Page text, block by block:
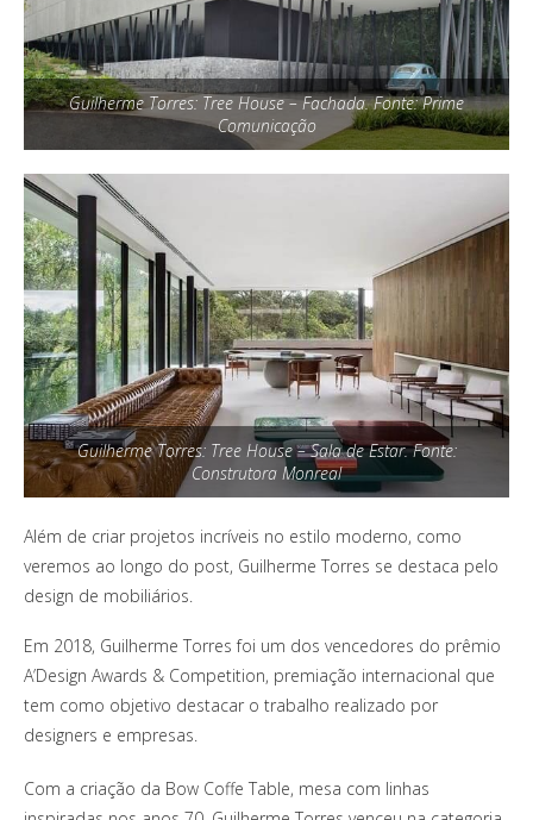
Guilherme Torres: Tree House – Fachada. Fonte: Prime
Comunicação
Guilherme Torres: Tree House – Sala de Estar. Fonte:
Construtora Monreal
Além de criar projetos incríveis no estilo moderno, como
veremos ao longo do post, Guilherme Torres se destaca pelo
design de mobiliários.
Em 2018, Guilherme Torres foi um dos vencedores do prêmio
A’Design Awards & Competition, premiação internacional que
tem como objetivo destacar o trabalho realizado por
designers e empresas.
Com a criação da Bow Coffe Table, mesa com linhas